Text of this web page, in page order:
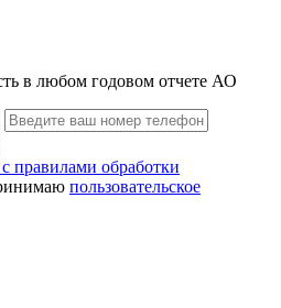
в любом годовом отчете АО
с правилами обработки
пользовательское